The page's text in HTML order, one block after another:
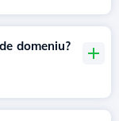
domeniu?